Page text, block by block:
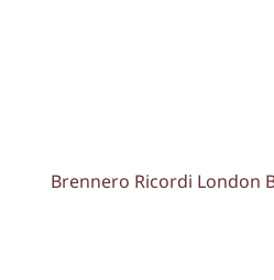
Brennero Ricordi London